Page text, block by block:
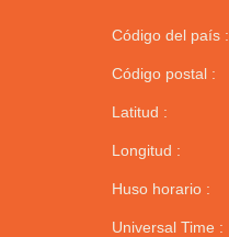
Código del país :
Código postal :
Latitud :
Longitud :
Huso horario :
Universal Time :